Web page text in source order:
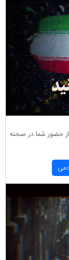
از حضور شما در صحنه